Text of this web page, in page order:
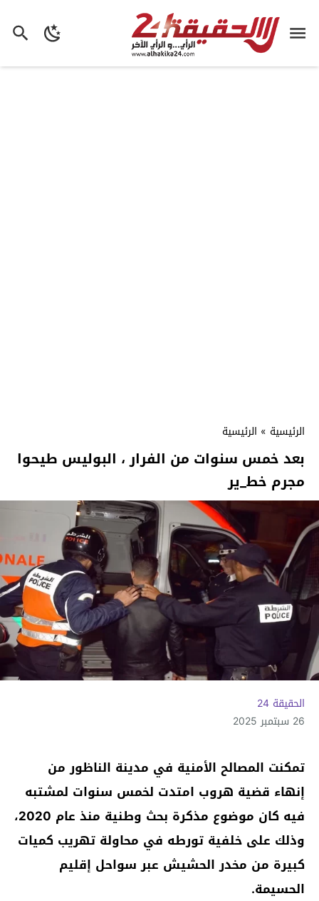
الرئيسية » الرئيسية
بعد خمس سنوات من الفرار ، البوليس طيحوا
مجرم خط_ير
الحقيقة 24
26 سبتمبر 2025
تمكنت المصالح الأمنية في مدينة الناظور من
إنهاء قضية هروب امتدت لخمس سنوات لمشتبه
فيه كان موضوع مذكرة بحث وطنية منذ عام 2020،
وذلك على خلفية تورطه في محاولة تهريب كميات
كبيرة من مخدر الحشيش عبر سواحل إقليم
الحسيمة.